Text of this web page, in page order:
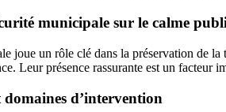
municipale sur le calme
joue un rôle clé dans la préservation de
Leur présence rassurante est un facteur
domaines d’intervention